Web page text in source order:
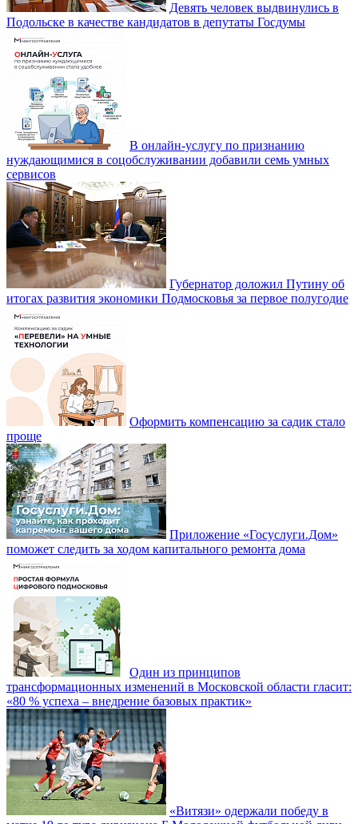
Девять человек выдвинулись в
Подольске в качестве кандидатов в депутаты Госдумы
В онлайн-услугу по признанию
нуждающимися в соцобслуживании добавили семь умных
сервисов
Губернатор доложил Путину об
итогах развития экономики Подмосковья за первое полугодие
Оформить компенсацию за садик стало
проще
Приложение «Госуслуги.Дом»
поможет следить за ходом капитального ремонта дома
Один из принципов
трансформационных изменений в Московской области гласит:
«80 % успеха – внедрение базовых практик»
«Витязи» одержали победу в